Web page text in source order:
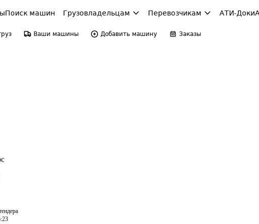
Поиск машин Грузовладельцам Перевозчикам АТИ-Доки
Ваши машины Добавить машину Заказы